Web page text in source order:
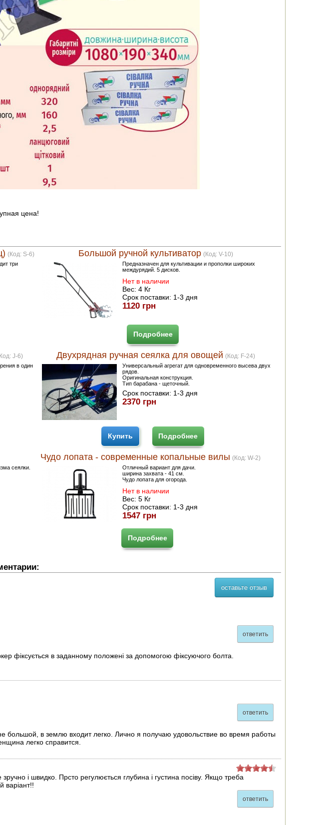
цена!
(Код: S-6)
три
Большой ручной культиватор (Код:V-10)
Предназначен для культивации и прополки широких
междурядий. 5 дисков.
Нет в наличии
Вес: 4 Кг
Срок поставки: 1-3 дня
1120 грн
Подробнее
J-6)
в один
Двухрядная ручная сеялка для овощей (Код: F-24)
Универсальный агрегат для одновременного высева двух
рядов.
Оригинальная конструкция.
Тип барабана - щеточный.
Срок поставки: 1-3 дня
2370 грн
Купить Подробнее
сеялки.
Чудо лопата - современные копальные вилы (Код: W-2)
Отличный вариант для дачи.
ширина захвата - 41 см.
Чудо лопата для огорода.
Нет в наличии
Вес: 5 Кг
Срок поставки: 1-3 дня
1547 грн
Подробнее
оставьте отзыв
ответить
фіксується в заданному положені за допомогою фіксуючого болта.
ответить
большой, в землю входит легко. Лично я получаю удовольствие во время работы
легко справится.
і швидко. Прсто регулюється глубина і густина посіву. Якщо треба
варіант!!
ответить